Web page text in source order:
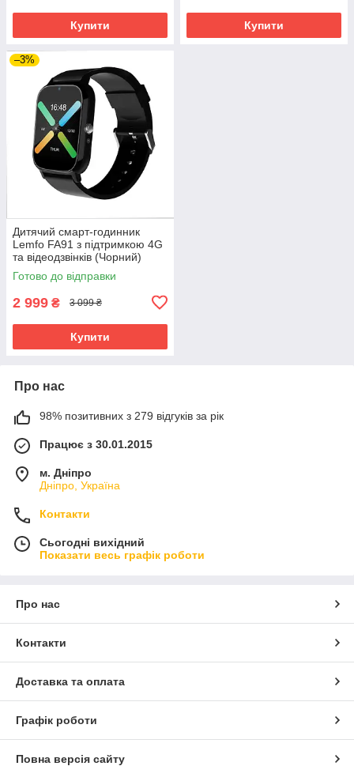
Купити Купити
–3%
Дитячий смарт-годинник
Lemfo FA91 з підтримкою 4G
та відеодзвінків (Чорний)
Готово до відправки
2 999 ₴ 3 099 ₴
Купити
Про нас
98% позитивних з 279 відгуків за рік
Працює з 30.01.2015
м. Дніпро
Дніпро, Україна
Контакти
Сьогодні вихідний
Показати весь графік роботи
Про нас
Контакти
Доставка та оплата
Графік роботи
Повна версія сайту